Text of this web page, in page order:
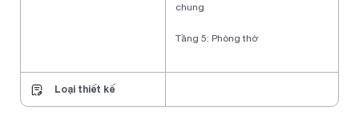
chung
Tầng 5: Phòng thờ
Loại thiết kế